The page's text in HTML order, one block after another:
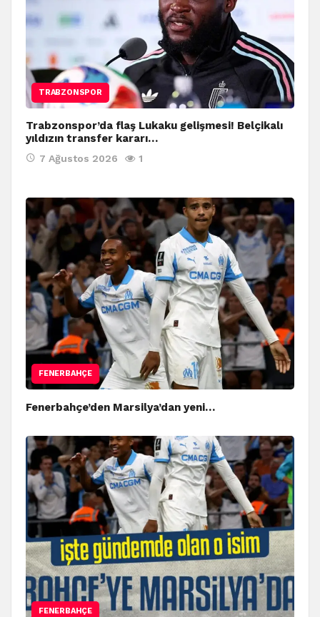
TRABZONSPOR
Trabzonspor’da flaş Lukaku gelişmesi! Belçikalı
yıldızın transfer kararı…
7 Ağustos 2026 1
FENERBAHÇE
Fenerbahçe’den Marsilya’dan yeni…
FENERBAHÇE